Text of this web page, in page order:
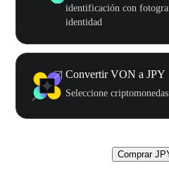
identificación con
identidad
Convertir VON a JPY
Seleccione
Comprar